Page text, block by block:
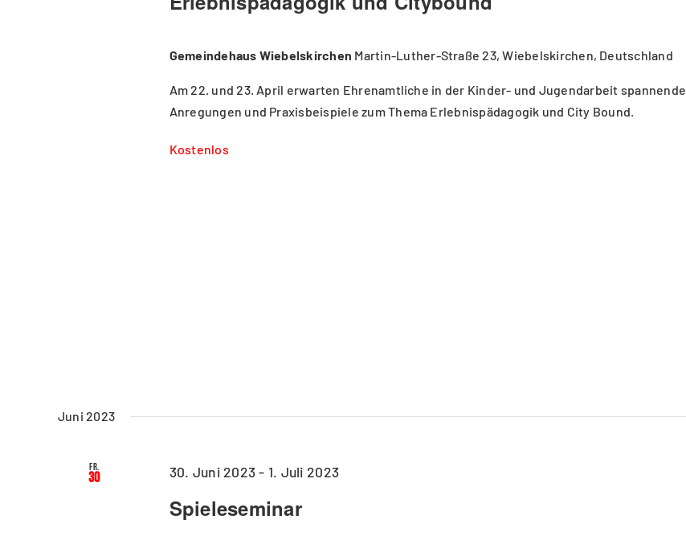
Gemeindehaus Wiebelskirchen Martin-Luther-Straße 23, Wiebelskirchen, Deutschland
Am 22. und 23. April erwarten Ehrenamtliche in der Kinder- und Jugendarbeit spannende
Anregungen und Praxisbeispiele zum Thema Erlebnispädagogik und City Bound.
Kostenlos
Juni 2023
Fr.
30
Spieleseminar
30. Juni 2023- 1. Juli 2023